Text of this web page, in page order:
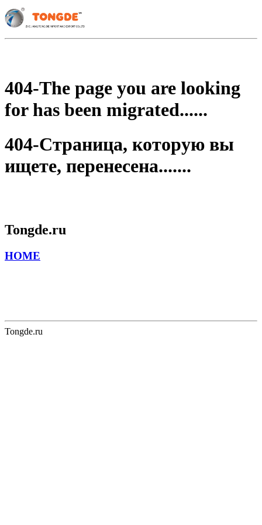
404-The page you are looking
for has been migrated......
404-Страница, которую вы
ищете, перенесена.......
Tongde.ru
HOME
Tongde.ru